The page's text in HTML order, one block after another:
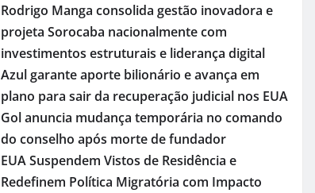
Rodrigo Manga consolida gestão inovadora e
projeta Sorocaba nacionalmente com
investimentos estruturais e liderança digital
Azul garante aporte bilionário e avança em
plano para sair da recuperação judicial nos EUA
Gol anuncia mudança temporária no comando
do conselho após morte de fundador
EUA Suspendem Vistos de Residência e
Redefinem Política Migratória com Impacto